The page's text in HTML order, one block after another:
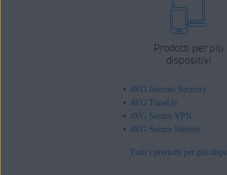
Prodotti per più
dispositivi
AVG Internet Security
AVG TuneUp
AVG Secure VPN
AVG Secure Identity
Tutti i prodotti per più